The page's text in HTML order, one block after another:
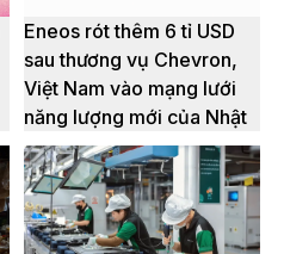
Eneos rót thêm 6 tỉ USD
sau thương vụ Chevron,
Việt Nam vào mạng lưới
năng lượng mới của Nhật